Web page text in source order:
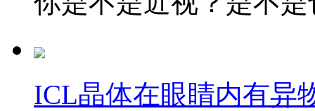
ICL晶体在眼睛内有异